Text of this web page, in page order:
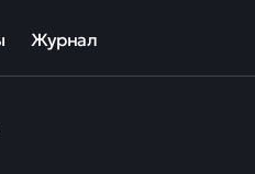
кредитов
Журнал